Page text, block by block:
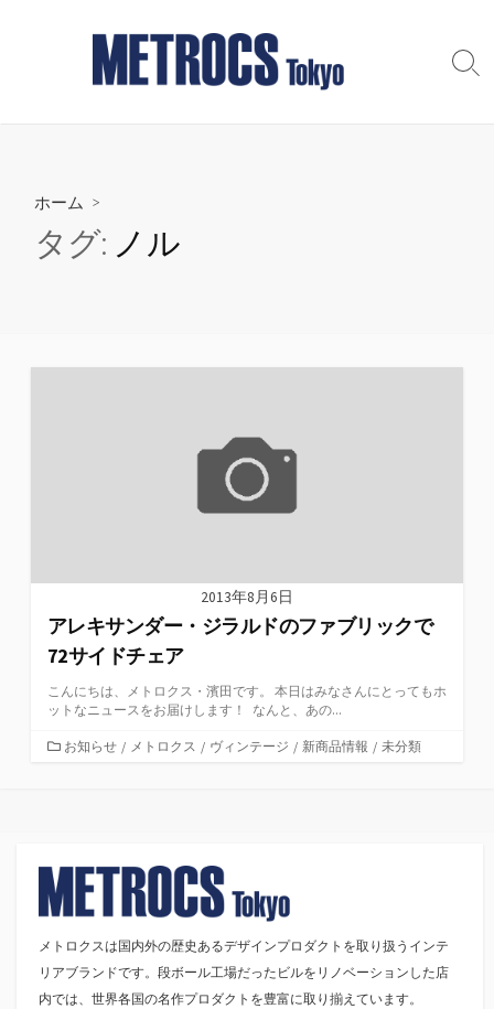
ツ
検
ホーム >
タグ: ノル
2013年8月6日
アレキサンダー・ジラルドのファブリックで
72サイドチェア
こんにちは、メトロクス・濱田です。 本日はみなさんにとってもホ
ットなニュースをお届けします！ なんと、あの...
カお知らせ / メトロクス / ヴィンテージ / 新商品情報 / 未分類
メトロクスは国内外の歴史あるデザインプロダクトを取り扱うインテ
リアブランドです。段ボール工場だったビルをリノベーションした店
内では、世界各国の名作プロダクトを豊富に取り揃えています。